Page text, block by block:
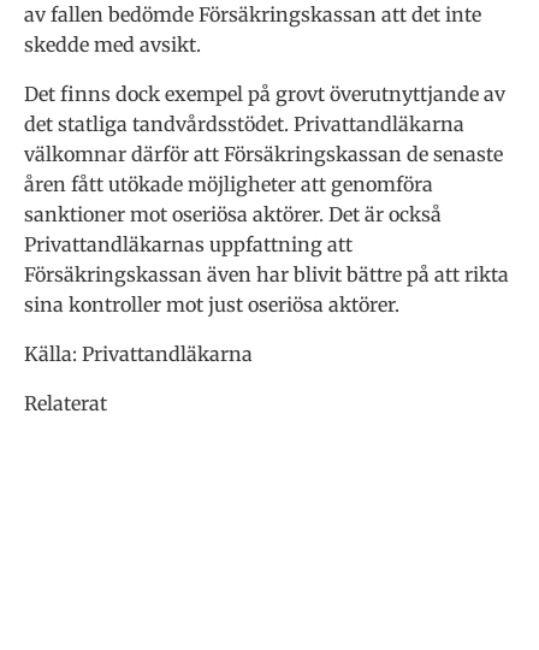
av fallen bedömde Försäkringskassan att det inte
skedde med avsikt.
Det finns dock exempel på grovt överutnyttjande av
det statliga tandvårdsstödet. Privattandläkarna
välkomnar därför att Försäkringskassan de senaste
åren fått utökade möjligheter att genomföra
sanktioner mot oseriösa aktörer. Det är också
Privattandläkarnas uppfattning att
Försäkringskassan även har blivit bättre på att rikta
sina kontroller mot just oseriösa aktörer.
Källa: Privattandläkarna
Relaterat